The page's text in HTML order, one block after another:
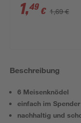
1,49 € 1,69 €
Beschreibung
6 Meisenknödel
einfach im
nachhaltig und